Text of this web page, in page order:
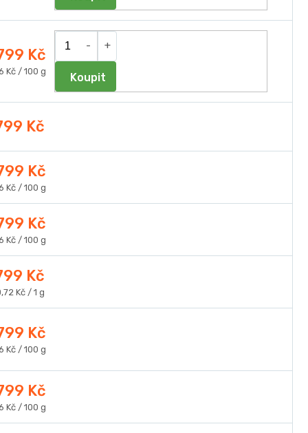
Kč
Kč / 100 g Do košíku
Kč
Kč
Kč / 100 g
Kč
Kč / 100 g
Kč
Kč / 1 g
Kč
Kč / 100 g
Kč
Kč / 100 g